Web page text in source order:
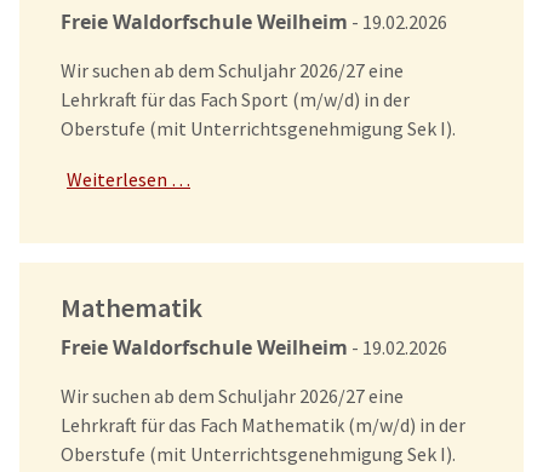
Freie Waldorfschule Weilheim - 19.02.2026
Wir suchen ab dem Schuljahr 2026/27 eine
Lehrkraft für das Fach Sport (m/w/d) in der
Oberstufe (mit Unterrichtsgenehmigung Sek I).
Weiterlesen …
Mathematik
Freie Waldorfschule Weilheim - 19.02.2026
Wir suchen ab dem Schuljahr 2026/27 eine
Lehrkraft für das Fach Mathematik (m/w/d) in der
Oberstufe (mit Unterrichtsgenehmigung Sek I).